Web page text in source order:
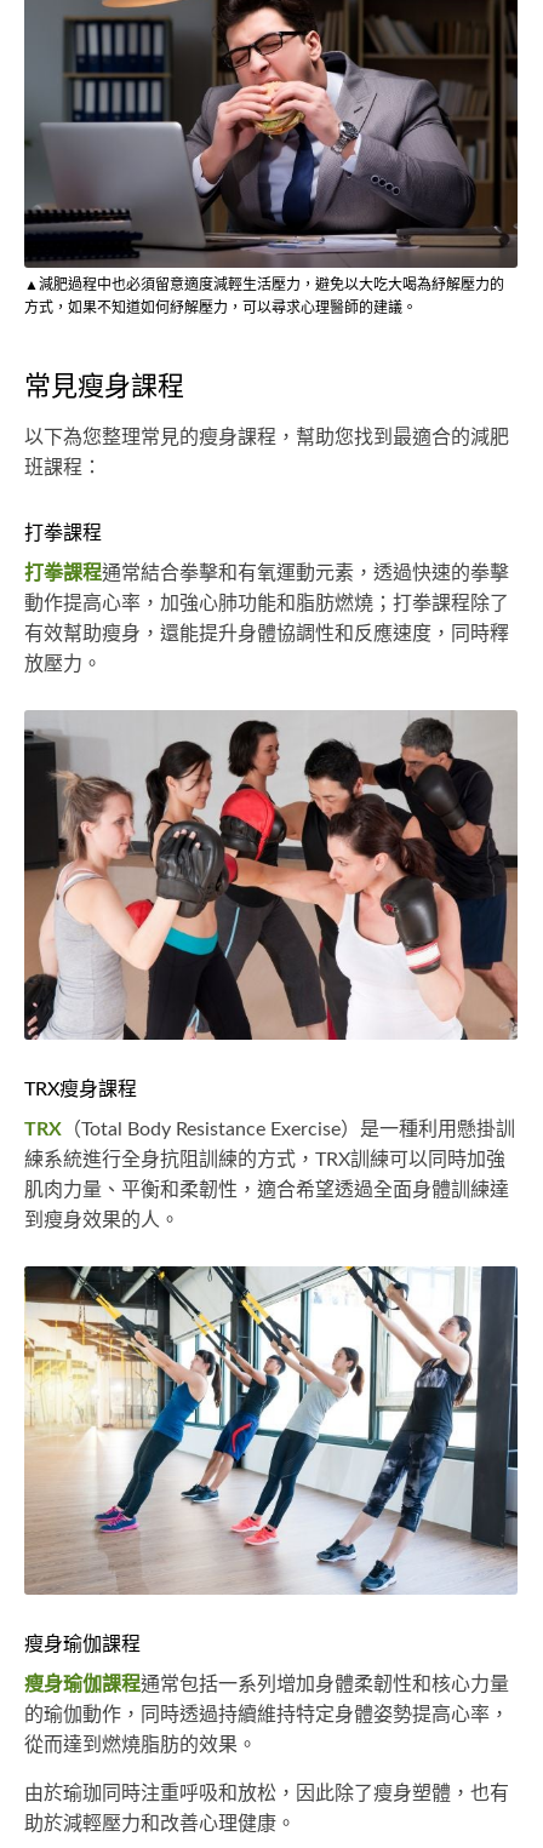
▲減肥過程中也必須留意適度減輕生活壓力，避免以大吃大喝為紓解壓力的
方式，如果不知道如何紓解壓力，可以尋求心理醫師的建議。
常見瘦身課程
以下為您整理常見的瘦身課程，幫助您找到最適合的減肥
班課程：
打拳課程
打拳課程通常結合拳擊和有氧運動元素，透過快速的拳擊
動作提高心率，加強心肺功能和脂肪燃燒；打拳課程除了
有效幫助瘦身，還能提升身體協調性和反應速度，同時釋
放壓力。
TRX瘦身課程
TRX （Total Body Resistance Exercise）是一種利用懸掛訓
練系統進行全身抗阻訓練的方式，TRX訓練可以同時加強
肌肉力量、平衡和柔韌性，適合希望透過全面身體訓練達
到瘦身效果的人。
瘦身瑜伽課程
瘦身瑜伽課程通常包括一系列增加身體柔韌性和核心力量
的瑜伽動作，同時透過持續維持特定身體姿勢提高心率，
從而達到燃燒脂肪的效果。
由於瑜珈同時注重呼吸和放松，因此除了瘦身塑體，也有
助於減輕壓力和改善心理健康。